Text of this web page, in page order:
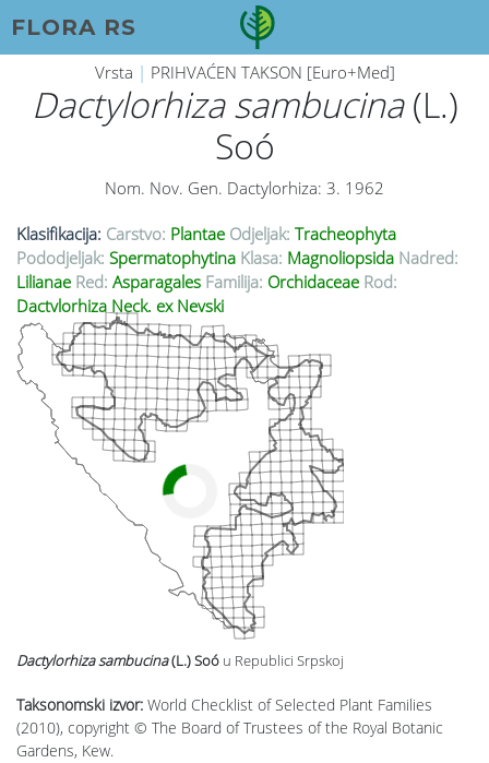
FLORA RS
Vrsta | PRIHVAĆEN TAKSON [Euro+Med]
Dactylorhiza sambucina(L.)
Soó
Nom. Nov. Gen. Dactylorhiza: 3. 1962
Klasifikacija: Carstvo: Plantae Odjeljak: Tracheophyta
Pododjeljak: Spermatophytina Klasa: Magnoliopsida Nadred:
Lilianae Red: Asparagales Familija: Orchidaceae Rod:
Dactylorhiza Neck. ex Nevski
Taksonomski izvor: World Checklist of Selected Plant Families
(2010), copyright © The Board of Trustees of the Royal Botanic
Gardens, Kew.
Dactylorhiza sambucina(L.) Soó u Republici Srpskoj